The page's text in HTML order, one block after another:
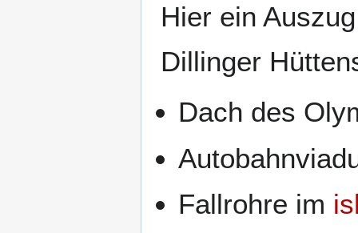
Hier ein
Dillinger
Dach des
Fallrohre im